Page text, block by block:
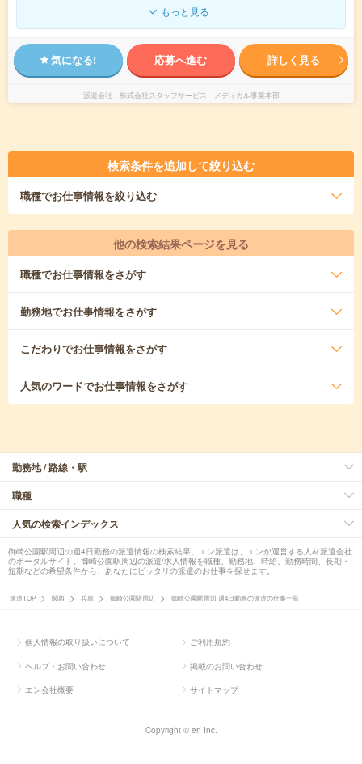
もっと見る
気になる! 応募へ進む 詳しく見る
派遣会社 株式会社スタッフサービス メディカル事業本部
検索条件を追加して絞り込む
職種でお仕事情報を絞り込む
他の検索結果ページを見る
職種でお仕事情報をさがす
勤務地でお仕事情報をさがす
こだわりでお仕事情報をさがす
人気のワードでお仕事情報をさがす
勤務地 / 路線・駅
職種
人気の検索インデックス
御崎公園駅周辺の週4日勤務の派遣情報の検索結果。エン派遣は、エンが運営する人材派遣会社
のポータルサイト。御崎公園駅周辺の派遣/求人情報を職種、勤務地、時給、勤務時間、長期・
短期などの希望条件から、あなたにピッタリの派遣のお仕事を探せます。
派遣TOP 関西 兵庫 御崎公園駅周辺 御崎公園駅周辺 週4日勤務の派遣の仕事一覧
個人情報の取り扱いについて ご利用規約
ヘルプ・お問い合わせ 掲載のお問い合わせ
エン会社概要 サイトマップ
Copyright © en Inc.